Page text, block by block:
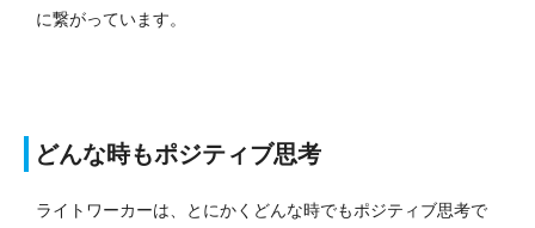
に繋がっています。
どんな時もポジティブ思考
ライトワーカーは、とにかくどんな時でもポジティブ思考で